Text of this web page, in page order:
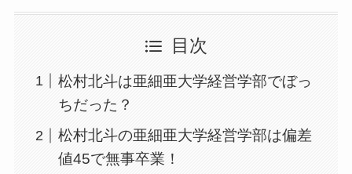
目次
松村北斗は亜細亜大学経営学部でぼっ
ちだった？
松村北斗の亜細亜大学経営学部は偏差
値45で無事卒業！